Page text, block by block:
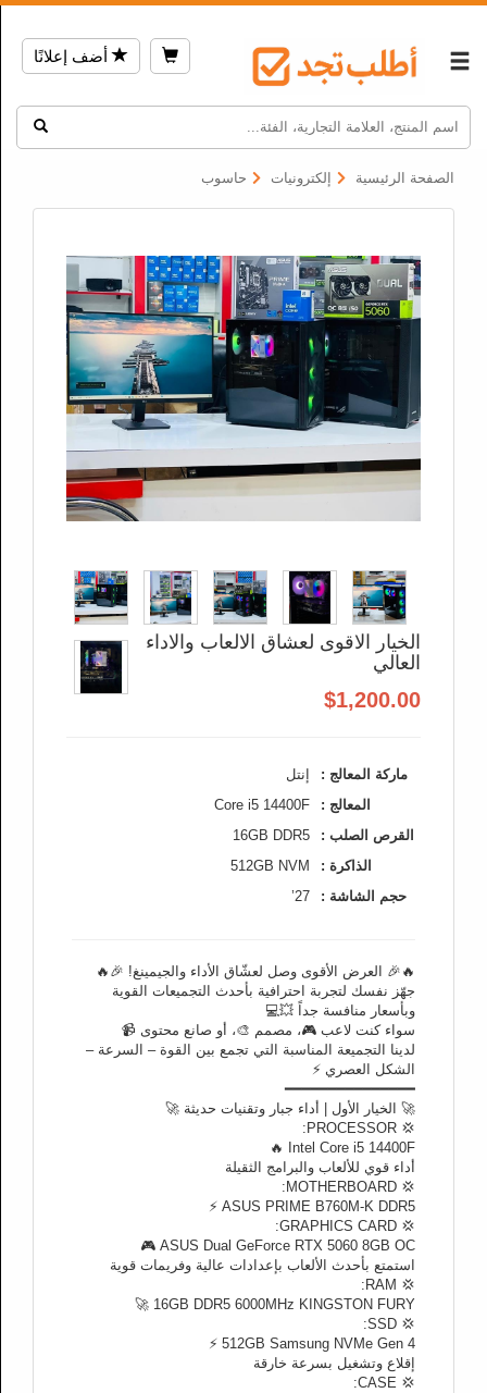
أضف إعلانًا
الصفحة الرئيسية إلكترونيات حاسوب
الخيار الاقوى لعشاق الالعاب والاداء
العالي
$1,200.00
ماركة المعالج :
إنتل
المعالج :
Core i5 14400F
القرص الصلب :
16GB DDR5
الذاكرة :
512GB NVM
حجم الشاشة :
27’
🔥🎉 العرض الأقوى وصل لعشّاق الأداء والجيمينغ! 🎉🔥
جهّز نفسك لتجربة احترافية بأحدث التجميعات القوية
وبأسعار منافسة جداً 💥💻
سواء كنت لاعب 🎮، مصمم 🎨، أو صانع محتوى 📹
لدينا التجميعة المناسبة التي تجمع بين القوة – السرعة –
الشكل العصري ⚡
━━━━━━━━━━━━━━━
🚀 الخيار الأول | أداء جبار وتقنيات حديثة 🚀
💢 PROCESSOR:
Intel Core i5 14400F 🔥
أداء قوي للألعاب والبرامج الثقيلة
💢 MOTHERBOARD:
ASUS PRIME B760M-K DDR5 ⚡
💢 GRAPHICS CARD:
ASUS Dual GeForce RTX 5060 8GB OC 🎮
استمتع بأحدث الألعاب بإعدادات عالية وفريمات قوية
💢 RAM:
16GB DDR5 6000MHz KINGSTON FURY 🚀
💢 SSD:
512GB Samsung NVMe Gen 4 ⚡
إقلاع وتشغيل بسرعة خارقة
💢 CASE: